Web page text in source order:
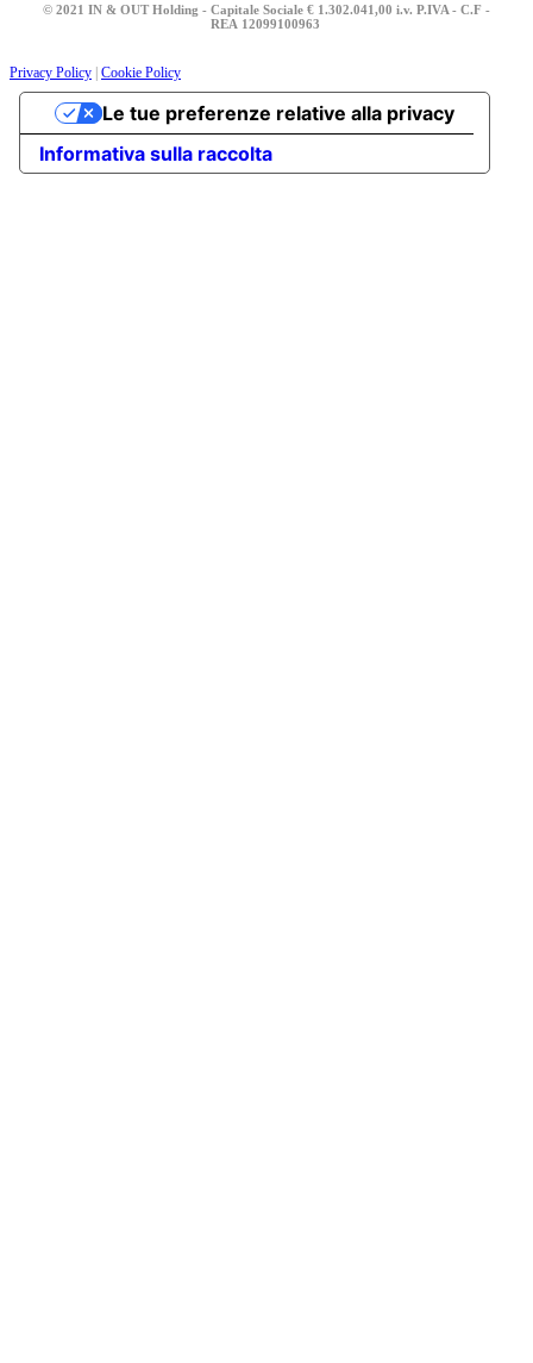
© 2021 IN & OUT Holding - Capitale Sociale € 1.302.041,00 i.v. P.IVA - C.F -
REA 12099100963
Privacy Policy | Cookie Policy
Informativa sulla raccolta
Le tue preferenze relative alla privacy